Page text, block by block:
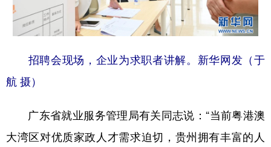
招聘会现场，企业为求职者讲解。新华网发（于
航 摄）
广东省就业服务管理局有关同志说：“当前粤港澳
大湾区对优质家政人才需求迫切，贵州拥有丰富的人